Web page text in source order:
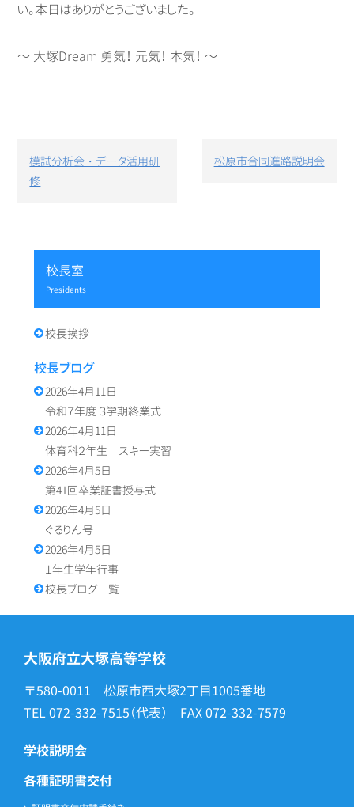
い。本日はありがとうございました。
～ 大塚Dream 勇気！ 元気！ 本気！ ～
稿模試分析会・データ活用研
修
松原市合同進路説明会
校長室
presidents
校長挨拶
校長ブログ
2026年4月11日
令和７年度 ３学期終業式
2026年4月11日
体育科２年生 スキー実習
2026年4月5日
第41回卒業証書授与式
2026年4月5日
ぐるりん号
2026年4月5日
１年生学年行事
校長ブログ一覧
大阪府立大塚高等学校
〒580-0011 松原市西大塚2丁目1005番地
TEL072-332-7515（代表） FAX072-332-7579
学校説明会
各種証明書交付